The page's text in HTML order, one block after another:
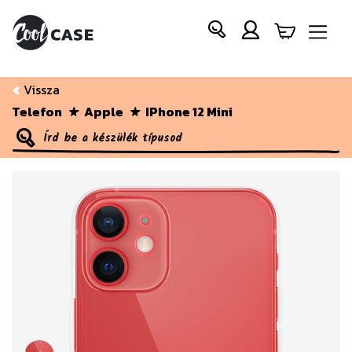
Vissza
Telefon
Apple IPhone 12 Mini